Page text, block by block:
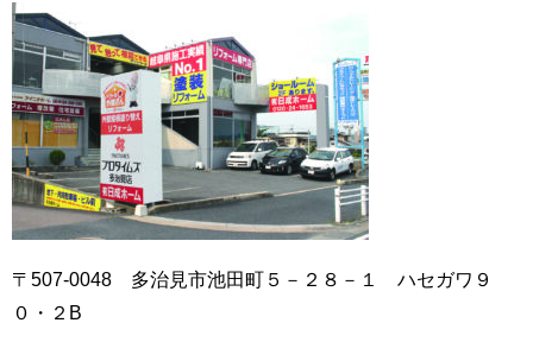
〒507-0048 多治見市池田町５－２８－１ ハセガワ９
０・２B